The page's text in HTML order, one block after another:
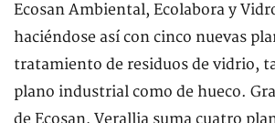
Ecosan Ambiental, Ecolabora y
haciéndose así con cinco nuevas
tratamiento de residuos de vidrio,
plano industrial como de hueco.
de Ecosan, Verallia suma cuatro